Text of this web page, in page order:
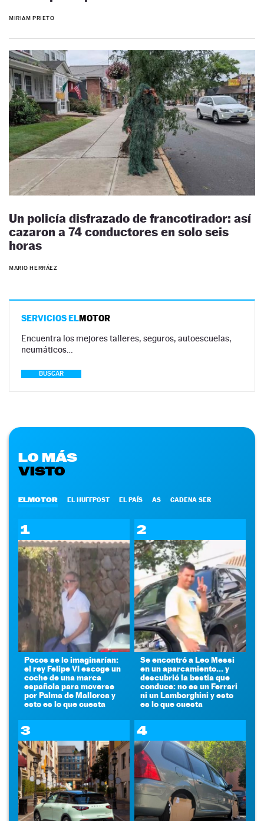
MIRIAM PRIETO
Un policía disfrazado de francotirador: así
cazaron a 74 conductores en solo seis
horas
MARIO HERRÁEZ
SERVICIOS ELMOTOR
Encuentra los mejores talleres, seguros, autoescuelas,
neumáticos…
BUSCAR
LO MÁS
VISTO
ELMOTOR EL HUFFPOST EL PAÍS AS CADENA SER
1
Pocos se lo imaginarían:
el rey Felipe VI escoge un
coche de una marca
española para moverse
por Palma de Mallorca y
esto es lo que cuesta
2
Se encontró a Leo Messi
en un aparcamiento... y
descubrió la bestia que
conduce: no es un Ferrari
ni un Lamborghini y esto
es lo que cuesta
3 4